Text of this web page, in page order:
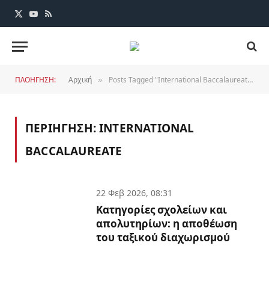
X
YouTube
RSS
ΠΛΟΗΓΗΣΗ: Αρχική » Posts Tagged "International Baccalaureate"
ΠΕΡΙΗΓΗΣΗ:INTERNATIONAL
BACCALAUREATE
22 Φεβ 2026, 08:31
Κατηγορίες σχολείων και
απολυτηρίων: η αποθέωση
του ταξικού διαχωρισμού